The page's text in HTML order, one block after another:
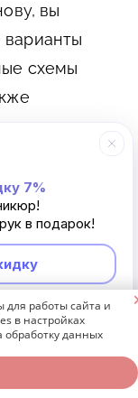
вы
схемы
вы сможете
нужно
и
спрея.
чтобы
7%
в подарок!
работы сайта и
в настройках
данных